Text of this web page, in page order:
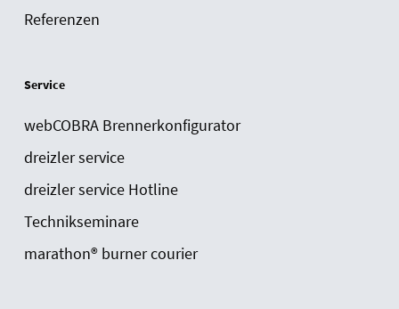
Referenzen
Service
webCOBRA Brennerkonfigurator
dreizler service
dreizler service Hotline
Technikseminare
marathon® burner courier